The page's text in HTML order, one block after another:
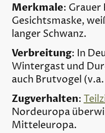
Merkmale: Grauer
Gesichtsmaske,
langer Schwanz.
Verbreitung: In
Wintergast und
auch Brutvogel
Zugverhalten:
Nordeuropa
Mitteleuropa.